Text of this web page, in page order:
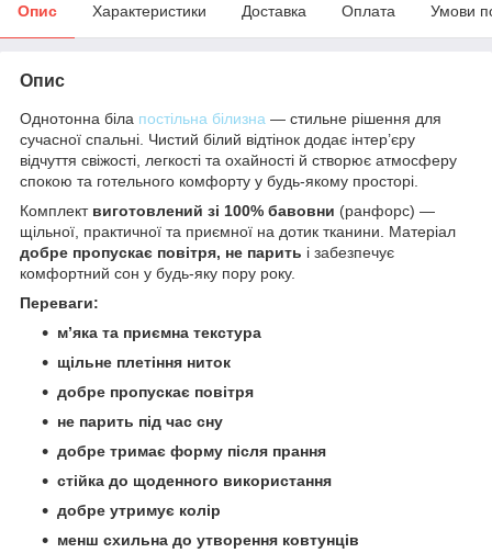
Опис Характеристики Доставка Оплата Умови
Опис
Однотонна біла постільна білизна — стильне рішення для
сучасної спальні. Чистий білий відтінок додає інтер’єру
відчуття свіжості, легкості та охайності й створює атмосферу
спокою та готельного комфорту у будь-якому просторі.
Комплект виготовлений зі 100% бавовни (ранфорс) —
щільної, практичної та приємної на дотик тканини. Матеріал
добре пропускає повітря, не парить і забезпечує
комфортний сон у будь-яку пору року.
Переваги:
м’яка та приємна текстура
щільне плетіння ниток
добре пропускає повітря
не парить під час сну
добре тримає форму після прання
стійка до щоденного використання
добре утримує колір
менш схильна до утворення ковтунців